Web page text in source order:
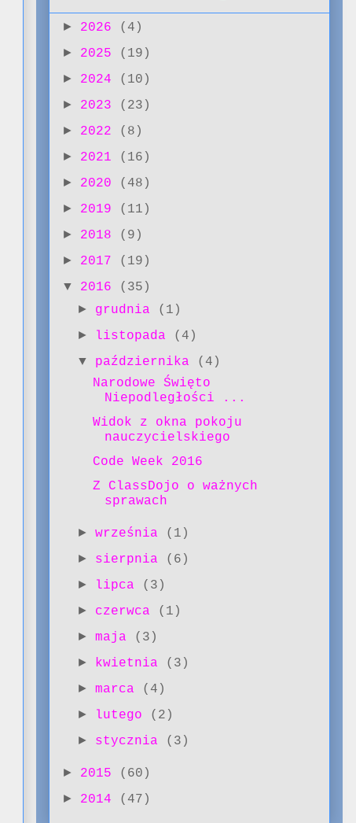
► 2026 (4)
► 2025 (19)
► 2024 (10)
► 2023 (23)
► 2022 (8)
► 2021 (16)
► 2020 (48)
► 2019 (11)
► 2018 (9)
► 2017 (19)
▼ 2016 (35)
► grudnia (1)
► listopada (4)
▼ października
(4)
Narodowe Święto
Niepodległości ...
Widok z okna pokoju
nauczycielskiego
Code Week 2016
Z ClassDojo o ważnych
sprawach
►września (1)
► sierpnia (6)
► lipca (3)
► czerwca (1)
►maja (3)
► kwietnia (3)
►marca (4)
► lutego (2)
► stycznia (3)
► 2015 (60)
► 2014 (47)